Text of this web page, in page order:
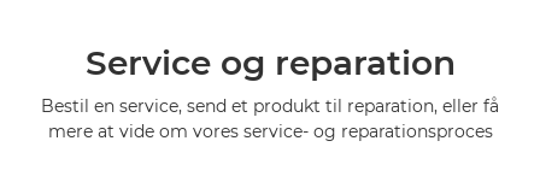
Service og reparation
Bestil en service, send et produkt til reparation, eller få
mere at vide om vores service- og reparationsproces